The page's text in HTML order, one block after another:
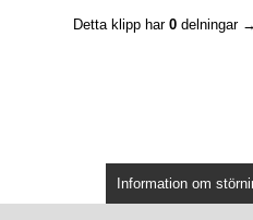
Detta klipp har 0delningar →
Information om